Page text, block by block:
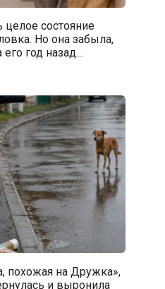
целое состояние
Но она забыла,
год назад…
похожая на Дружка»,
и выронила